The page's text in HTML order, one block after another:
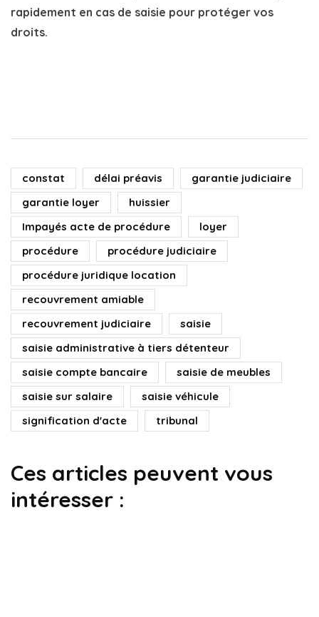
rapidement en cas de saisie pour protéger vos
droits.
constat délai préavis
garantie judiciaire
garantie loyer
huissier
Impayés acte de procédure
loyer
procédure
procédure judiciaire
procédure juridique location
recouvrement amiable
recouvrement judiciaire
saisie
saisie administrative à tiers détenteur
saisie compte bancaire
saisie de meubles
saisie sur salaire
saisie véhicule
signification d'acte
tribunal
Ces articles peuvent vous
intéresser :